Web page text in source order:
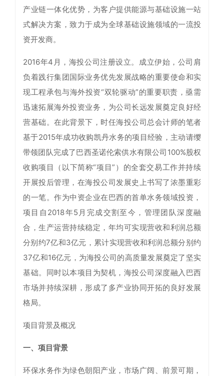
产业链一体化优势，为客户提供能源与基础设施一站
式解决方案，致力于成为全球基础设施领域的一流投
资开发商。
2016年4月，海投公司注册设立。成立伊始，公司肩
负着践行集团国际业务优先发展战略的重要使命和实
现工程承包与海外投资“双轮驱动”的重要职责，亟需
迅速拓展海外投资业务，为公司长远发展奠定良好经
营基础。在此背景下，时任海投公司总会计师的笔者
基于2015年成功收购凯丹水务的项目经验，主动请缨
带领团队完成了巴西圣诺伦索供水有限公司100%股权
收购项目（以下简称“项目”）的全套交易工作并持续
开展投后管理，在海投公司发展史上书写了浓墨重彩
的一笔。作为中资企业在巴西的首单水务领域投资，
项目自2018年5月完成交割至今，管理团队深度融
合，生产运营持续稳定，年均可实现营收和利润总额
分别约7亿和3亿元，累计实现营收和利润总额分别约
37亿和16亿元，为海投公司的高质量发展奠定了坚实
基础。同时以本项目为契机，海投公司深度融入巴西
市场并持续深耕，形成了多产业协同开拓的良好发展
格局。
项目背景及概况
一、项目背景
环保水务作为绿色朝阳产业，市场广阔、前景可期，